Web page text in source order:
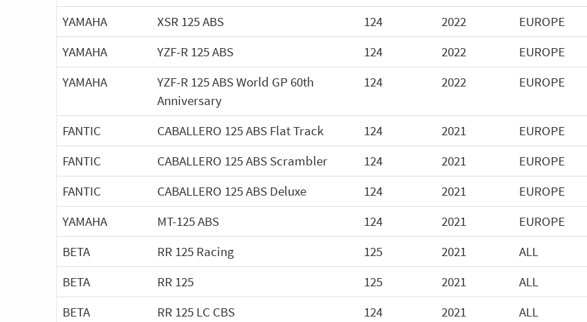
YAMAHA
XSR 125 ABS 124 2022
EUROPE
YAMAHA
YZF-R 125 ABS 124 2022
EUROPE
YAMAHA
YZF-R 125 ABS World GP 60th
Anniversary
124 2022 EUROPE
FANTIC CABALLERO 125 ABS Flat Track 124 2021
EUROPE
FANTIC
CABALLERO 125 ABS Scrambler 124 2021
EUROPE
FANTIC
CABALLERO 125 ABS Deluxe 124 2021
EUROPE
YAMAHA
MT-125 ABS 124 2021
EUROPE
BETA
RR 125 Racing 125 2021
ALL
BETA
RR 125 125 2021
ALL
BETA
RR 125 LC CBS 124 2021 ALL